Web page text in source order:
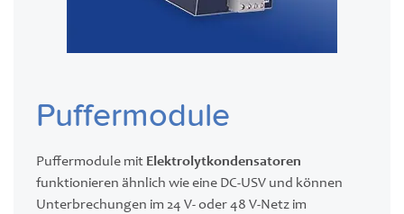
Puffermodule
Puffermodule mit Elektrolytkondensatoren
funktionieren ähnlich wie eine DC-USV und können
Unterbrechungen im 24 V- oder 48 V-Netz im